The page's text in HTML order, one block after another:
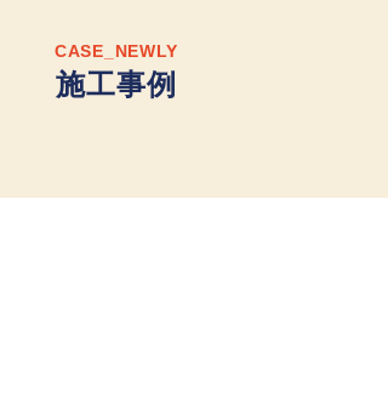
CASE_NEWLY
施工事例